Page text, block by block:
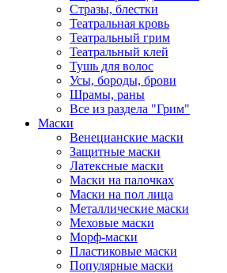
Стразы, блестки
Театральная кровь
Театральный грим
Театральный клей
Тушь для волос
Усы, бороды, брови
Шрамы, раны
Все из раздела "Грим"
Маски
Венецианские маски
Защитные маски
Латексные маски
Маски на палочках
Маски на пол лица
Металлические маски
Меховые маски
Морф-маски
Пластиковые маски
Популярные маски